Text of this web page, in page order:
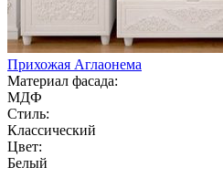
Прихожая Аглаонема
Материал фасада:
МДФ
Стиль:
Классический
Цвет:
Белый